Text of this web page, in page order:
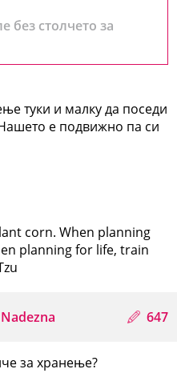
без столчето за
туки и малку да поседи
е подвижно па си
corn. When planning
planning for life, train
Nadezna 647
за хранење?